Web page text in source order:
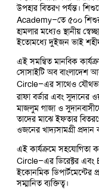
উপহার বিতরণ পর্যন্ত।
Academy–তে ৫০০ শিশুর
হামলার মধ্যেও স্থানীয়
ইতোমধ্যে দুইজন ভাই
এই সমন্বিত মানবিক
সোসাইটি অব বাংলাদেশ
Circle–এর সাথেও
রাফা বর্ডার এবং
মাজলুম গাজা ও
তাদের মাঝে ইফতার
ওজনের খাদ্যসামগ্রী প্রদান
এই কার্যক্রমে সহযোগিতা
Circle–এর ডিরেক্টর
ইকোনমিক ডিপার্টমেন্টের
সম্মানিত ব্যক্তিত্ব।